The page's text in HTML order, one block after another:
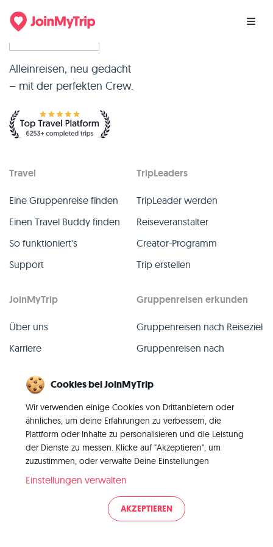
Alleinreisen, neu gedacht
– mit der perfekten Crew.
Travel
Eine Gruppenreise finden
Einen Travel Buddy finden
So funktioniert's
Support
TripLeaders
TripLeader werden
Reiseveranstalter
Creator-Programm
Trip erstellen
JoinMyTrip
Über uns
Karriere
Blog
Kontakt
Gruppenreisen erkunden
Gruppenreisen nach Reiseziel
Gruppenreisen nach
Alle Gruppenreisen
Vergangene Gruppenreisen
Alle Kategorien
Datenschutz
Cookies bei JoinMyTrip
Wir verwenden einige Cookies von Drittanbietern oder
ähnliches, um deine Erfahrungen zu verbessern, die
Plattform oder Inhalte zu personalisieren und die Leistung
der Dienste zu messen. Klicke auf "Akzeptieren", um
zuzustimmen, oder verwalte Deine Einstellungen
Einstellungen verwalten
AKZEPTIEREN